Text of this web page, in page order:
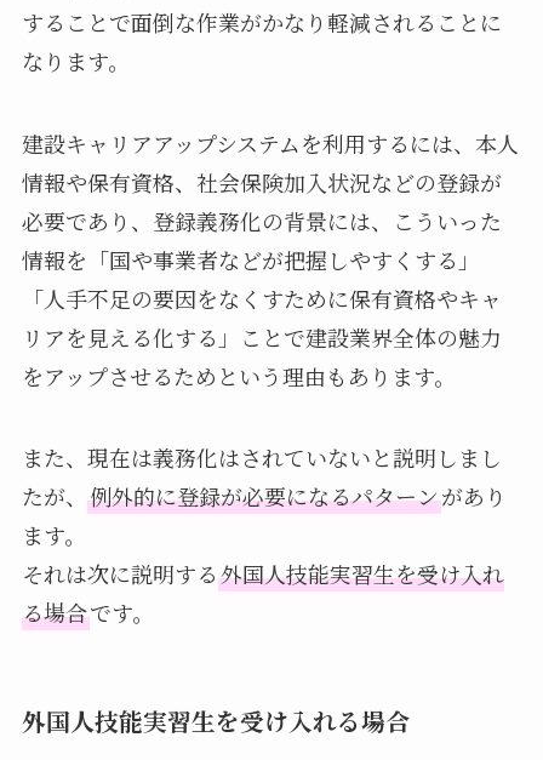
することで面倒な作業がかなり軽減されることに
なります。
建設キャリアアップシステムを利用するには、本人
情報や保有資格、社会保険加入状況などの登録が
必要であり、登録義務化の背景には、こういった
情報を「国や事業者などが把握しやすくする」
「人手不足の要因をなくすために保有資格やキャ
リアを見える化する」ことで建設業界全体の魅力
をアップさせるためという理由もあります。
また、現在は義務化はされていないと説明しまし
たが、 例外的に登録が必要になるパターンがあり
ます。
それは次に説明する外国人技能実習生を受け入れ
る場合です。
外国人技能実習生を受け入れる場合